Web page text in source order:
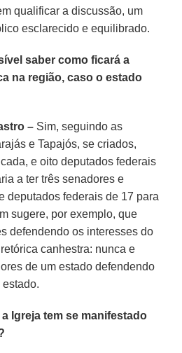
qualificar a discussão, um
esclarecido e equilibrado.
saber como ficará a
na região, caso o estado
– Sim, seguindo as
e Tapajós, se criados,
e oito deputados federais
a ter três senadores e
deputados federais de 17 para
sugere, por exemplo, que
defendendo os interesses do
canhestra: nunca e
de um estado defendendo
a Igreja tem se manifestado